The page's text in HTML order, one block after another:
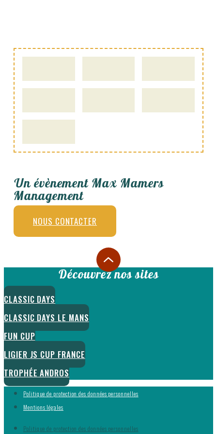
Un évènement Max Mamers
Management
NOUS CONTACTER
Découvrez nos sites
CLASSIC DAYS
CLASSIC DAYS LE MANS
FUN CUP
LIGIER JS CUP FRANCE
TROPHÉE ANDROS
Politique de protection des données personnelles
Mentions légales
Politique de protection des données personnelles